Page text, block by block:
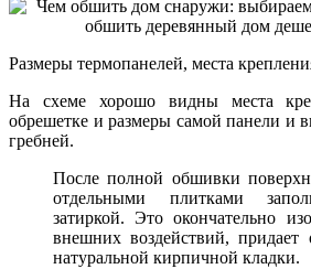
Размеры термопанелей, места
На схеме хорошо видны места
обрешетке и размеры самой панели и
гребней.
После полной обшивки
отдельными плитками
затиркой. Это окончательно
внешних воздействий,
натуральной кирпичной кладки.